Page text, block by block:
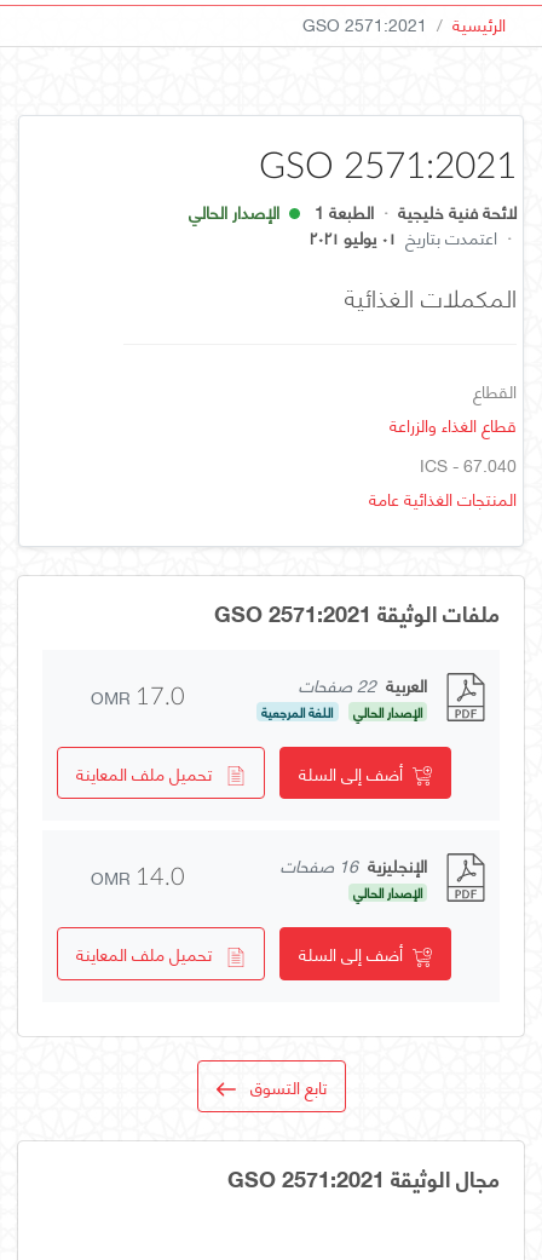
الرئيسية GSO 2571:2021
GSO 2571:2021
لائحة فنية خليجية · الطبعة 1
الإصدار الحالي
· اعتمدت بتاريخ ٠١ يوليو ٢٠٢١
المكملات الغذائية
القطاع
قطاع الغذاء والزراعة
ICS - 67.040
المنتجات الغذائية عامة
ملفات الوثيقة GSO 2571:2021
العربية 22 صفحات
الإصدار الحالي اللغة المرجعية OMR 17.0
أضف إلى السلة تحميل ملف المعاينة
الإنجليزية 16 صفحات
الإصدار الحالي OMR 14.0
أضف إلى السلة تحميل ملف المعاينة
تابع التسوق
مجال الوثيقة GSO 2571:2021